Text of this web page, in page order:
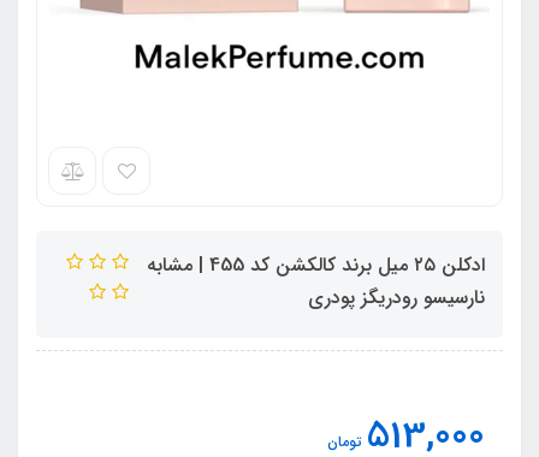
ادکلن ۲۵ میل برند کالکشن کد 455 | مشابه
نارسیسو رودریگز پودری
513,000 تومان